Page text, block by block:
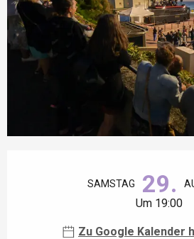
SAMSTAG 29.
Um 19:00
Zu Google Kalender